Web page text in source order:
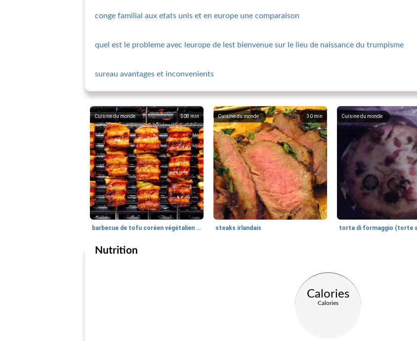
conge familial aux etats unis et en europe une comparaison
quel est le probleme avec leurope de lest bienvenue sur le lieu de naissance du trumpisme
sureau avantages et inconvenients
508min
Cuisine du monde
barbecue de tofu coréen végétalien et poireau
30min
Cuisine du monde
steaks irlandais
Cuisine du monde
Nutrition
Calories
Calories